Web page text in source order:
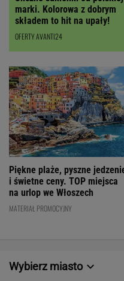
marki. Kolorowa z dobrym
składem to hit na upały!
OFERTY AVANTI24
Piękne plaże, pyszne
i świetne ceny. TOP miejsca
na urlop we Włoszech
MATERIAŁ PROMOCYJNY
Wybierz miasto